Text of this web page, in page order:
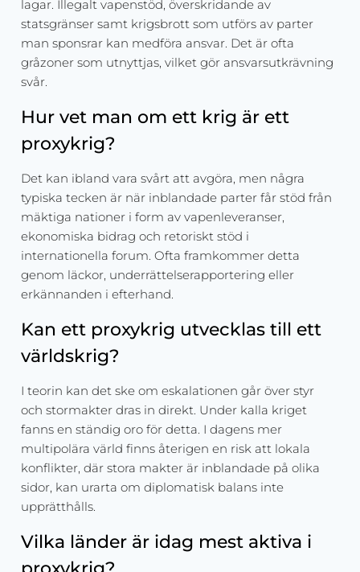
lagar. Illegalt vapenstöd, överskridande av
statsgränser samt krigsbrott som utförs av parter
man sponsrar kan medföra ansvar. Det är ofta
gråzoner som utnyttjas, vilket gör ansvarsutkrävning
svår.
Hur vet man om ett krig är ett
proxykrig?
Det kan ibland vara svårt att avgöra, men några
typiska tecken är när inblandade parter får stöd från
mäktiga nationer i form av vapenleveranser,
ekonomiska bidrag och retoriskt stöd i
internationella forum. Ofta framkommer detta
genom läckor, underrättelserapportering eller
erkännanden i efterhand.
Kan ett proxykrig utvecklas till ett
världskrig?
I teorin kan det ske om eskalationen går över styr
och stormakter dras in direkt. Under kalla kriget
fanns en ständig oro för detta. I dagens mer
multipolära värld finns återigen en risk att lokala
konflikter, där stora makter är inblandade på olika
sidor, kan urarta om diplomatisk balans inte
upprätthålls.
Vilka länder är idag mest aktiva i